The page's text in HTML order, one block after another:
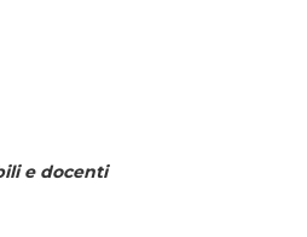
e docenti